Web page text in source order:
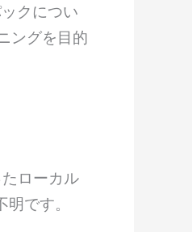
クについ
ングを目的
ローカル
です。